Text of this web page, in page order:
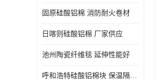
固原硅酸铝棉 消防耐火卷材
日喀则硅酸铝棉 厂家供应
池州陶瓷纤维毯 延伸性能好
呼和浩特硅酸铝棉块 保温隔热效果好